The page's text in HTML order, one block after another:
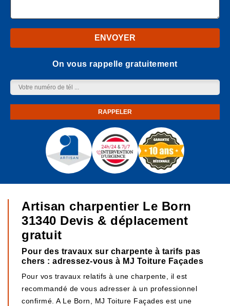
On vous rappelle gratuitement
Artisan charpentier Le Born
31340 Devis & déplacement
gratuit
Pour des travaux sur charpente à tarifs pas
chers : adressez-vous à MJ Toiture Façades
Pour vos travaux relatifs à une charpente, il est
recommandé de vous adresser à un professionnel
confirmé. A Le Born, MJ Toiture Façades est une